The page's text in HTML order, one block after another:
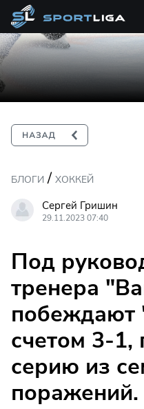
БЛОГИ / ХОККЕЙ
Сергей Гришин
29.11.2023 07:40
Под
тренера
побеждают
счетом 3-1,
серию из
поражений.